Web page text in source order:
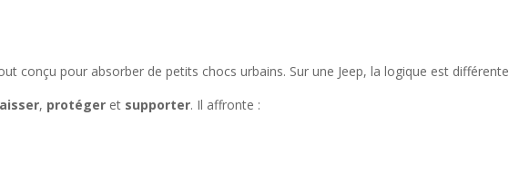
conçu pour absorber de petits chocs urbains. Sur une Jeep, la logique est
, protéger et supporter. Il affronte :